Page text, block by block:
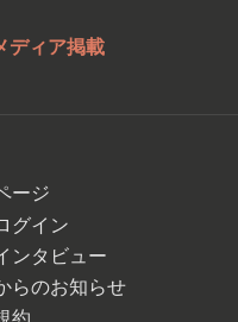
ディア掲載
ージ
グイン
ンタビュー
らのお知らせ
約